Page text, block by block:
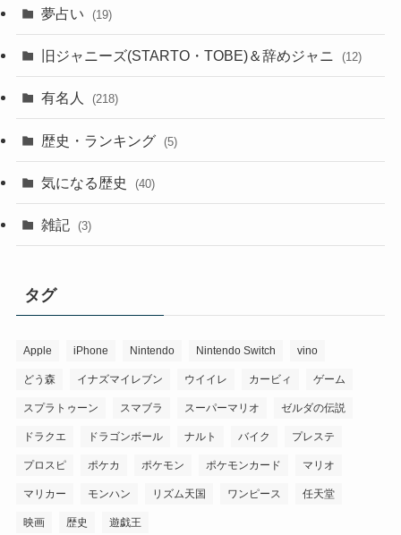
夢占い (19)
旧ジャニーズ(STARTO・TOBE)＆辞めジャニ (12)
有名人 (218)
歴史・ランキング (5)
気になる歴史 (40)
雑記 (3)
タグ
Apple iPhone Nintendo Nintendo Switch vino
どう森 イナズマイレブン ウイイレ カービィ ゲーム
スプラトゥーン スマブラ スーパーマリオ ゼルダの伝説
ドラクエ ドラゴンボール ナルト バイク プレステ
プロスピ ポケカ ポケモン ポケモンカード マリオ
マリカー モンハン リズム天国 ワンピース 任天堂
映画 歴史 遊戯王